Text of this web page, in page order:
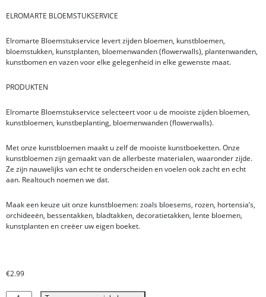
ELROMARTE BLOEMSTUKSERVICE
Elromarte Bloemstukservice levert zijden bloemen, kunstbloemen,
bloemstukken, kunstplanten, bloemenwanden (flowerwalls), plantenwanden,
kunstbomen en vazen voor elke gelegenheid in elke gewenste maat.
PRODUKTEN
Elromarte Bloemstukservice selecteert voor u de mooiste zijden bloemen,
kunstbloemen, kunstbeplanting, bloemenwanden (flowerwalls).
Met onze kunstbloemen maakt u zelf de mooiste kunstboeketten. Onze
kunstbloemen zijn gemaakt van de allerbeste materialen, waaronder zijde.
Ze zijn nauwelijks van echt te onderscheiden en voelen ook zacht en echt
aan. Realtouch noemen we dat.
Maak een keuze uit onze kunstbloemen: zoals bloesems, rozen, hortensia’s,
orchideeën, bessentakken, bladtakken, decoratietakken, lente bloemen,
kunstplanten en creëer uw eigen boeket.
€2.99